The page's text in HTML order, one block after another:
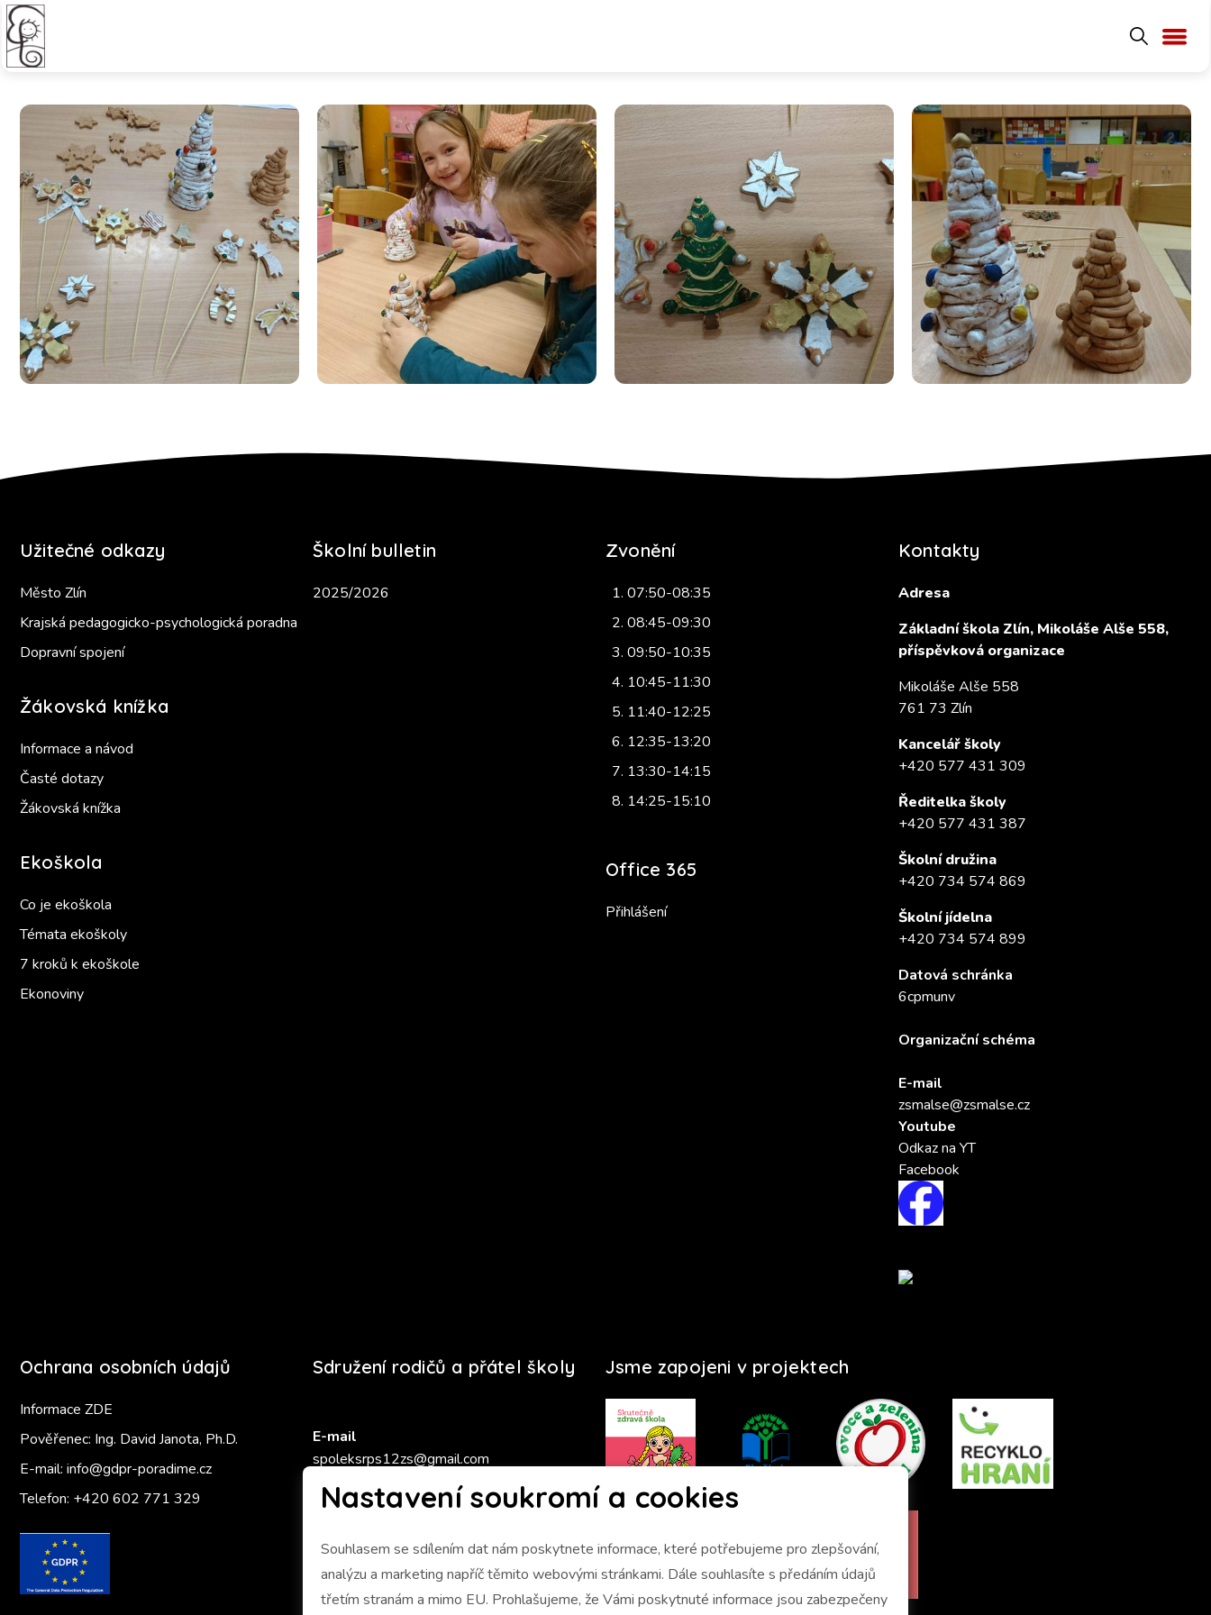
Nastavení soukromí a cookies
Souhlasem se sdílením dat nám poskytnete informace, které potřebujeme pro zlepšování,
analýzu a marketing napříč těmito webovými stránkami. Dále souhlasíte s předáním údajů
třetím stranám a mimo EU. Prohlašujeme, že Vámi poskytnuté informace jsou zabezpečeny
Školní družina - Vánoční ozdoby z keramiky
Užitečné odkazy
Město Zlín
Krajská pedagogicko-psychologická poradna
Dopravní spojení
Žákovská knížka
Informace a návod
Časté dotazy
Žákovská knížka
Ekoškola
Co je ekoškola
Témata ekoškoly
7 kroků k ekoškole
Ekonoviny
Školní bulletin
2025/2026
Zvonění
07:50-08:35
08:45-09:30
09:50-10:35
10:45-11:30
11:40-12:25
12:35-13:20
13:30-14:15
14:25-15:10
Office 365
Přihlášení
Kontakty
Adresa
Základní škola Zlín, Mikoláše Alše 558,
příspěvková organizace
Mikoláše Alše 558
761 73 Zlín
Kancelář školy
+420 577 431 309
Ředitelka školy
+420 577 431 387
Školní družina
+420 734 574 869
Školní jídelna
+420 734 574 899
Datová schránka
6cpmunv
Organizační schéma
E-mail
zsmalse@zsmalse.cz
Youtube
Odkaz na YT
Facebook
Ochrana osobních údajů
Informace ZDE
Pověřenec: Ing. David Janota, Ph.D.
E-mail: info@gdpr-poradime.cz
Telefon: +420 602 771 329
Sdružení rodičů a přátel školy
E-mail
spoleksrps12zs@gmail.com
Zlatý Ámos 2025/2026
Jsme zapojeni v projektech